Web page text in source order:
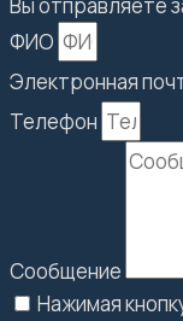
ФИО
Электронная
Телефон
Сообщение
Нажимая